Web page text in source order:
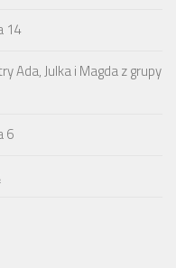
14
Ada, Julka i Magda z grupy
6